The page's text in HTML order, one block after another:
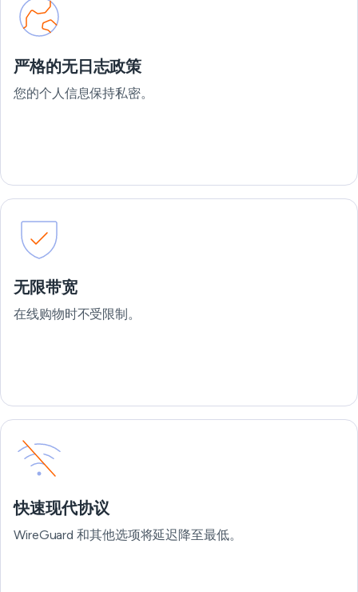
严格的无日志政策
您的个人信息保持私密。
无限带宽
在线购物时不受限制。
快速现代协议
WireGuard 和其他选项将延迟降至最低。